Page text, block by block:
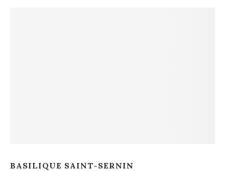
BASILIQUE SAINT-SERNIN